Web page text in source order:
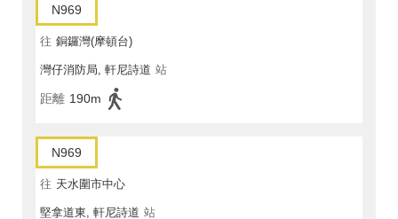
N969
往 銅鑼灣(摩頓台)
灣仔消防局, 軒尼詩道 站
距離 190m
N969
往 天水圍市中心
堅拿道東, 軒尼詩道 站